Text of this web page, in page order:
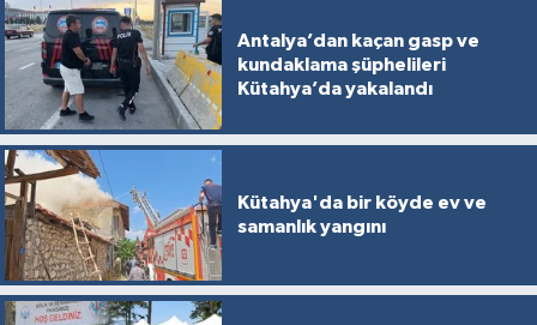
Antalya’dan kaçan gasp ve
kundaklama şüphelileri
Kütahya’da yakalandı
Kütahya'da bir köyde ev ve
samanlık yangını